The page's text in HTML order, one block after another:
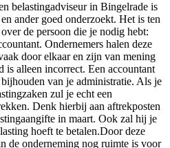
belastingadviseur in Bingelrade is
ander goed onderzoekt. Het is ten
de persoon die je nodig hebt:
Ondernemers halen deze
door elkaar en zijn van mening
is alleen incorrect. Een accountant
van je administratie. Als je
zul je echt een
Denk hierbij aan aftrekposten
in maart. Ook zal hij je
hoeft te betalen.Door deze
de onderneming nog ruimte is voor